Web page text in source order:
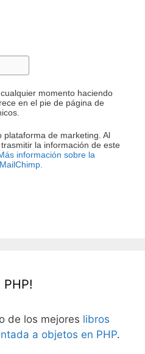
momento haciendo
en el pie de página de
plataforma de marketing. Al
la información de este
información sobre la
de los mejores libros
a objetos en PHP.